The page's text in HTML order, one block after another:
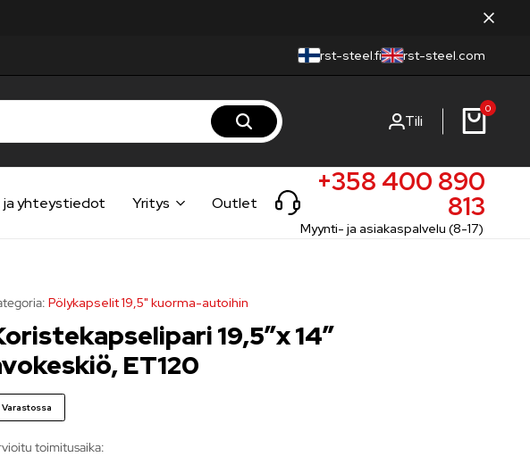
rst-steel.fi rst-steel.com
Tili
0
ja yhteystiedot Yritys Outlet
+358 400 890
813
Myynti- ja asiakaspalvelu (8-17)
Pölykapselit 19,5" kuorma-autoihin
19,5″x 14″
ET120
Varastossa
toimitusaika: